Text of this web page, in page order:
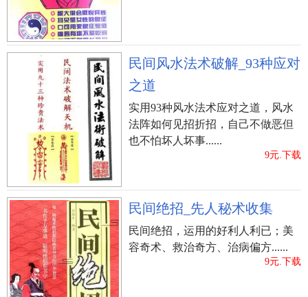
民间风水法术破解_93种应对
之道
实用93种风水法术应对之道，风水
法阵如何见招折招，自己不做恶但
也不怕坏人坏事......
9元.下载
民间绝招_先人秘术收集
民间绝招，运用的好利人利已；美
容奇术、救治奇方、治病偏方......
9元.下载